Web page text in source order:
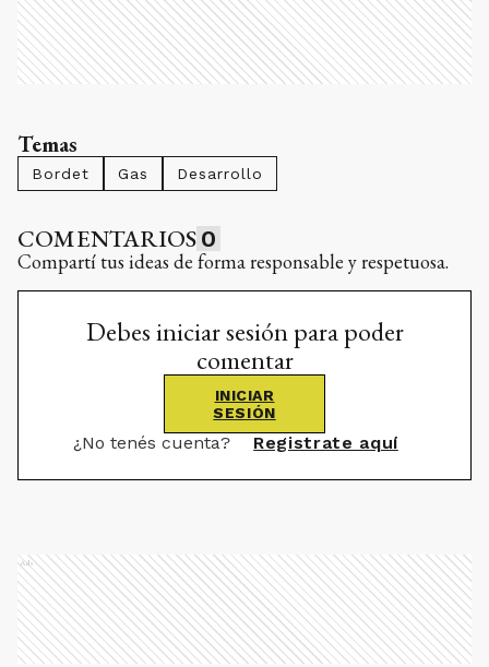
Temas
Bordet Gas Desarrollo
COMENTARIOS 0
Compartí tus ideas de forma responsable y respetuosa.
Debes iniciar sesión para poder
comentar
INICIAR
SESIÓN
¿No tenés cuenta? Registrate aquí
Ads